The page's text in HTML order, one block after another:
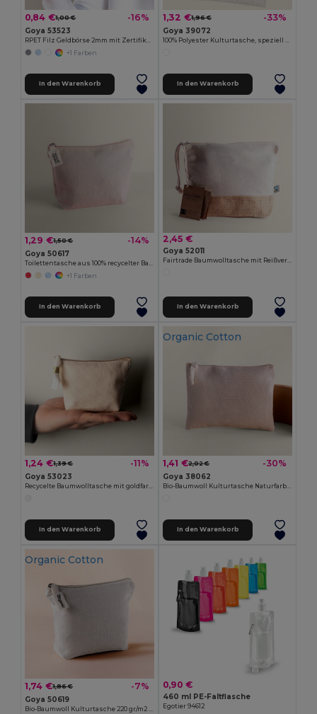
0,84 €1,00 € -16%
Goya 53523
+1 Farben
In den Warenkorb
1,32 €1,96 € -33%
Goya 39072
In den Warenkorb
1,29 €1,50 € -14%
Goya 50617
+1 Farben
In den Warenkorb
2,45 €
Goya 52011
In den Warenkorb
1,24 €1,39 € -11%
Goya 53023
In den Warenkorb
Organic Cotton
1,41 €2,02 € -30%
Goya 38062
In den Warenkorb
Organic Cotton
1,74 €1,86 € -7%
Goya 50619
0,90 €
460 ml PE-Faltflasche
Egotier 94612